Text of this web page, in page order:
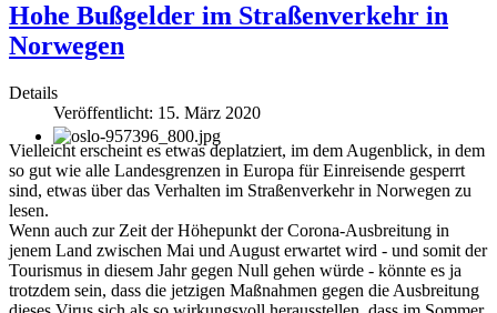
Hohe Bußgelder im Straßenverkehr in
Norwegen
Details
Veröffentlicht: 15. März 2020
Vielleicht erscheint es etwas deplatziert, im dem Augenblick, in dem
so gut wie alle Landesgrenzen in Europa für Einreisende gesperrt
sind, etwas über das Verhalten im Straßenverkehr in Norwegen zu
lesen.
Wenn auch zur Zeit der Höhepunkt der Corona-Ausbreitung in
jenem Land zwischen Mai und August erwartet wird - und somit der
Tourismus in diesem Jahr gegen Null gehen würde - könnte es ja
trotzdem sein, dass die jetzigen Maßnahmen gegen die Ausbreitung